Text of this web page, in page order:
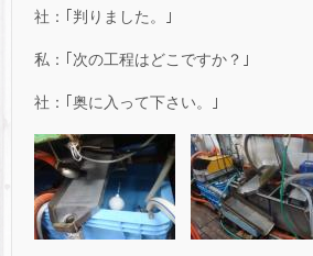
社：｢判りました。｣
私：｢次の工程はどこですか？｣
社：｢奥に入って下さい。｣